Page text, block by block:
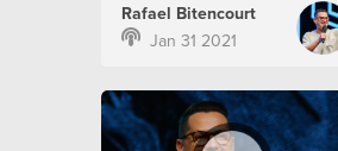
Rafael Bitencourt
Jan 31 2021